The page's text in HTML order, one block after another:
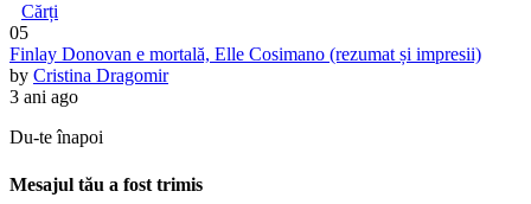
Cărți
05
Finlay Donovan e mortală, Elle Cosimano (rezumat și impresii)
by Cristina Dragomir
3 ani ago
Du-te înapoi
Mesajul tău a fost trimis